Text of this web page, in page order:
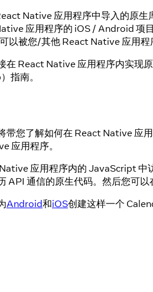
Native 应用程序中导入的原
应用程序的 iOS / Android 项
以被您/其他 React Native 应用
在 React Native 应用程序内实现
指南。
带您了解如何在 React Native 应
应用程序。
应用程序内的 JavaScript
API 通信的原生代码。然后您可
Android和iOS创建这样一个